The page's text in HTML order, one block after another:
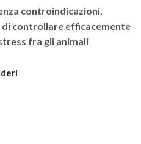
controindicazioni,
controllare efficacemente
fra gli animali